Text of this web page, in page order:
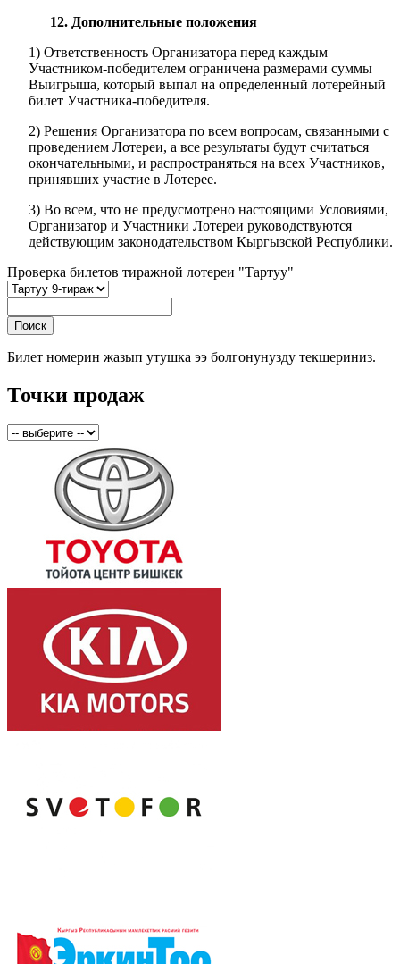
12. Дополнительные положения
1) Ответственность Организатора перед каждым
Участником-победителем ограничена размерами суммы
Выигрыша, который выпал на определенный лотерейный
билет Участника-победителя.
2) Решения Организатора по всем вопросам, связанными с
проведением Лотереи, а все результаты будут считаться
окончательными, и распространяться на всех Участников,
принявших участие в Лотерее.
3) Во всем, что не предусмотрено настоящими Условиями,
Организатор и Участники Лотереи руководствуются
действующим законодательством Кыргызской Республики.
Проверка билетов тиражной лотереи "Тартуу"
Билет номерин жазып утушка ээ болгонунузду текшериниз.
Точки продаж